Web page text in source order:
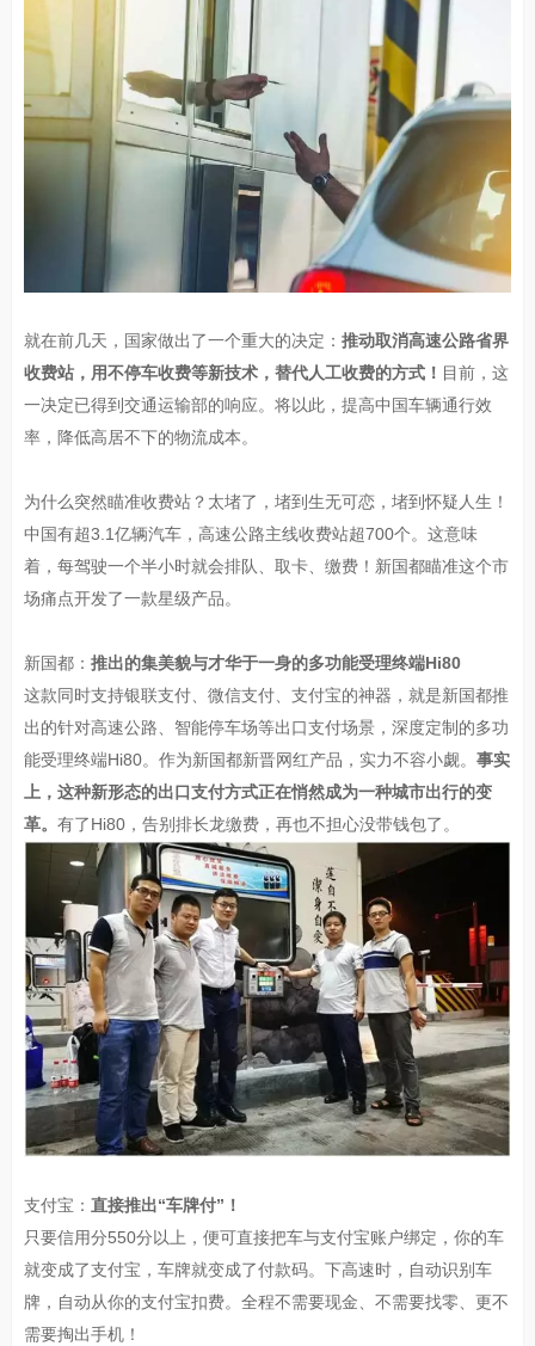
就在前几天，国家做出了一个重大的决定：推动取消高速公路省界
收费站，用不停车收费等新技术，替代人工收费的方式！ 目前，这
一决定已得到交通运输部的响应。将以此，提高中国车辆通行效
率，降低高居不下的物流成本。
为什么突然瞄准收费站？太堵了，堵到生无可恋，堵到怀疑人生！
中国有超3.1亿辆汽车，高速公路主线收费站超700个。这意味
着，每驾驶一个半小时就会排队、取卡、缴费！新国都瞄准这个市
场痛点开发了一款星级产品。
新国都：推出的集美貌与才华于一身的多功能受理终端Hi80
这款同时支持银联支付、微信支付、支付宝的神器，就是新国都推
出的针对高速公路、智能停车场等出口支付场景，深度定制的多功
能受理终端Hi80。作为新国都新晋网红产品，实力不容小觑。事实
上，这种新形态的出口支付方式正在悄然成为一种城市出行的变
革。有了Hi80，告别排长龙缴费，再也不担心没带钱包了。
支付宝：直接推出“车牌付”！
只要信用分550分以上，便可直接把车与支付宝账户绑定，你的车
就变成了支付宝，车牌就变成了付款码。下高速时，自动识别车
牌，自动从你的支付宝扣费。全程不需要现金、不需要找零、更不
需要掏出手机！